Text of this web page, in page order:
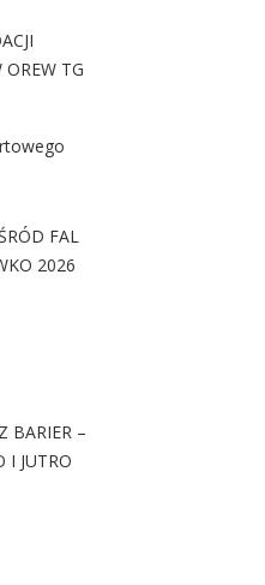
OREW TG
FAL
2026
BARIER –
I JUTRO